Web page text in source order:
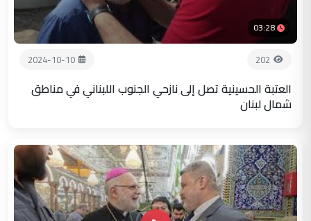
03:28
202
2024-10-10
العتبة الحسينية تصل إلى نازحي الجنوب اللبناني في مناطق
شمال لبنان